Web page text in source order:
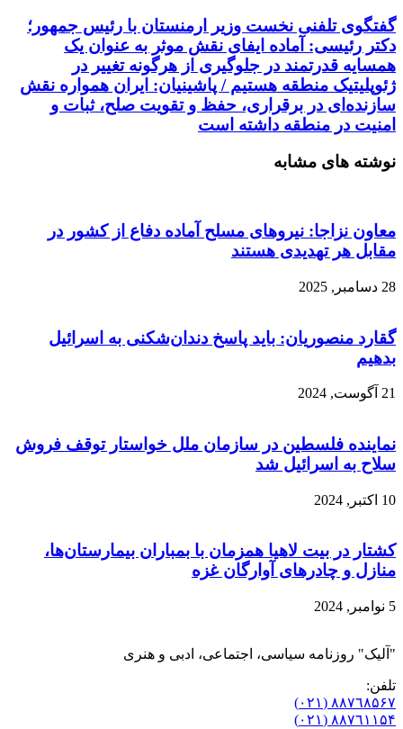
گفتگوی تلفنی نخست وزیر ارمنستان با رئیس جمهور؛
دکتر رئیسی: آماده ایفای نقش موثر به عنوان یک
همسایه قدرتمند در جلوگیری از هرگونه تغییر در
ژئوپلیتیک منطقه هستیم / پاشینیان: ایران همواره نقش
سازنده‌ای در برقراری، حفظ و تقویت صلح، ثبات و
امنیت در منطقه داشته است
نوشته های مشابه
معاون نزاجا: نیروهای مسلح آماده دفاع از کشور در
مقابل هر تهدیدی هستند
28 دسامبر, 2025
گقارد منصوریان: باید پاسخ دندان‌شکنی به اسرائیل
بدهیم
21 آگوست, 2024
نماینده فلسطین در سازمان ملل خواستار توقف فروش
سلاح به اسرائیل شد
10 اکتبر, 2024
کشتار در بیت لاهیا همزمان با بمباران بیمارستان‌ها،
منازل و چادرهای آوارگان غزه
5 نوامبر, 2024
"آلیک" روزنامه سیاسی، اجتماعی، ادبی و هنری
تلفن:
٨۸٧٦٨۵۶۷ (٠٢١)
٨۸٧٦۱۱۵۴ (٠٢١)